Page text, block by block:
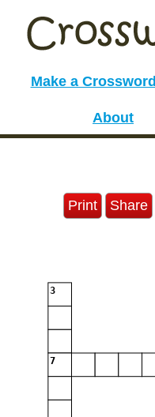
Make a Crossword
About
Print Share
3
7